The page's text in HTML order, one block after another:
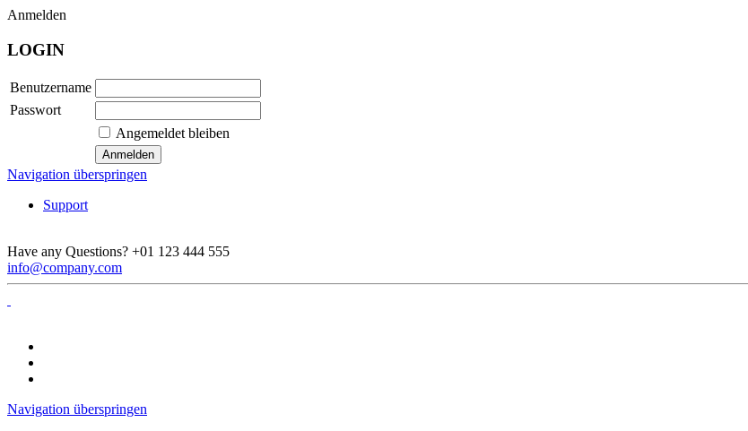
Anmelden
LOGIN
Benutzername
Passwort
Angemeldet bleiben
Navigation überspringen
Support
Have any Questions? +01 123 444 555
info@company.com
Navigation überspringen